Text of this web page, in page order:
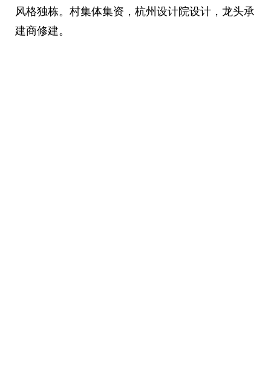
风格独栋。村集体集资，杭州设计院设计，龙头承
建商修建。 ​​​